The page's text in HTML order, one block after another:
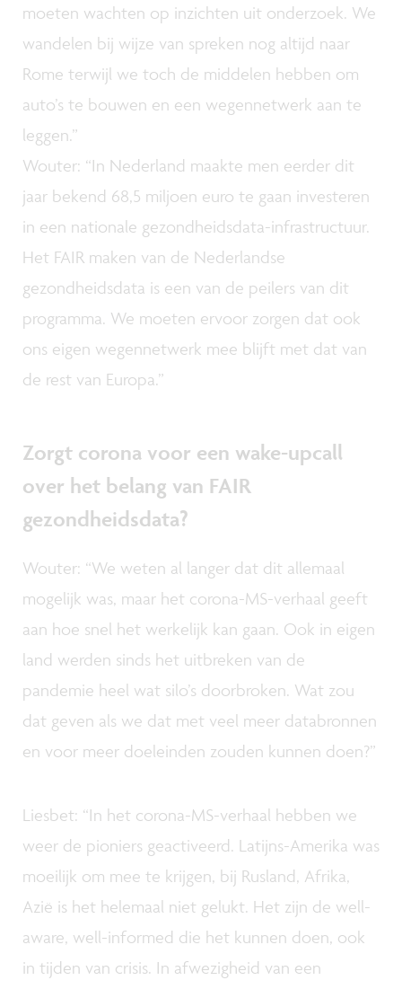
moeten wachten op inzichten uit onderzoek. We
wandelen bij wijze van spreken nog altijd naar
Rome terwijl we toch de middelen hebben om
auto’s te bouwen en een wegennetwerk aan te
leggen.”
Wouter: “In Nederland maakte men eerder dit
jaar bekend 68,5 miljoen euro te gaan investeren
in een nationale gezondheidsdata-infrastructuur.
Het FAIR maken van de Nederlandse
gezondheidsdata is een van de peilers van dit
programma. We moeten ervoor zorgen dat ook
ons eigen wegennetwerk mee blijft met dat van
de rest van Europa.”
Zorgt corona voor een wake-upcall
over het belang van FAIR
gezondheidsdata?
Wouter: “We weten al langer dat dit allemaal
mogelijk was, maar het corona-MS-verhaal geeft
aan hoe snel het werkelijk kan gaan. Ook in eigen
land werden sinds het uitbreken van de
pandemie heel wat silo’s doorbroken. Wat zou
dat geven als we dat met veel meer databronnen
en voor meer doeleinden zouden kunnen doen?”
Liesbet: “In het corona-MS-verhaal hebben we
weer de pioniers geactiveerd. Latijns-Amerika was
moeilijk om mee te krijgen, bij Rusland, Afrika,
Azië is het helemaal niet gelukt. Het zijn de well-
aware, well-informed die het kunnen doen, ook
in tijden van crisis. In afwezigheid van een